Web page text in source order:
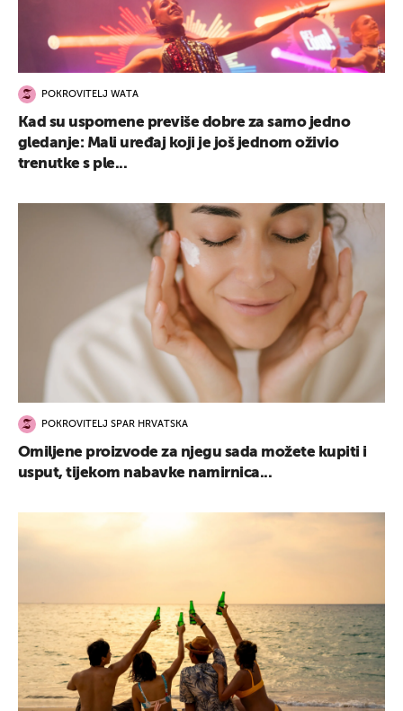
POKROVITELJ WATA
Kad su uspomene previše dobre za samo jedno
gledanje: Mali uređaj koji je još jednom oživio
trenutke s ple...
POKROVITELJ SPAR HRVATSKA
Omiljene proizvode za njegu sada možete kupiti i
usput, tijekom nabavke namirnica...